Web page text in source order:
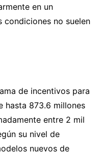
en un
condiciones no suelen
de incentivos para
hasta 873.6 millones
entre 2 mil
su nivel de
nuevos de